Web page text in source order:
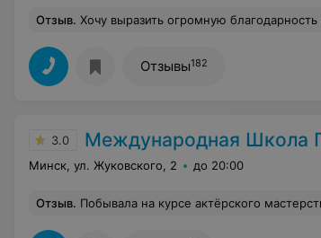
Отзыв. Хочу выразить огромную благодарность преподавателю курса " Дизайнер-консультант мебели (PRO100)" Альховской Людмиле Ивановне! Наши занятия проходили на одном дыхании, море позитива. Получили очень много важной информации, даже
Отзывы182
3.0 Международная Школа
Минск, ул. Жуковского, 2 до 20:00
Отзыв. Побывала на курсе актёрского мастерства. Очень довольна. Я понимаю, что навыки публичных выступлений важны не только для сцены , но и для жизни. Теперь я чувствую себя более раскрепощенно, понимаю , как